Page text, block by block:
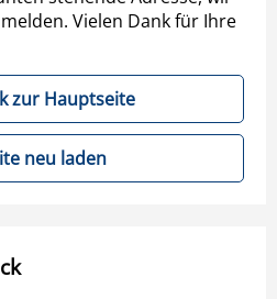
Vielen Dank für Ihre
zur Hauptseite
neu laden